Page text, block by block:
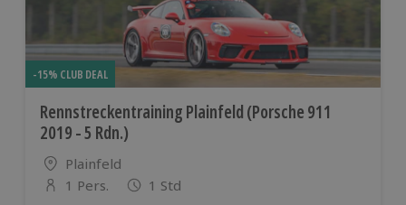
-15% CLUB DEAL
Rennstreckentraining Plainfeld (Porsche 911
2019 - 5 Rdn.)
Standort
Plainfeld
Anzahl der Teilnehmer
1 Pers. 1 Std